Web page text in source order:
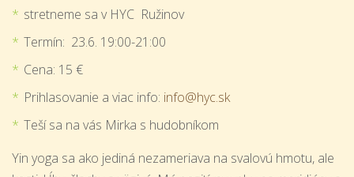
stretneme sa v HYC Ružinov
Termín: 23.6. 19:00-21:00
Cena: 15 €
Prihlasovanie a viac info: info@hyc.sk
Teší sa na vás Mirka s hudobníkom
Yin yoga sa ako jediná nezameriava na svalovú hmotu, ale